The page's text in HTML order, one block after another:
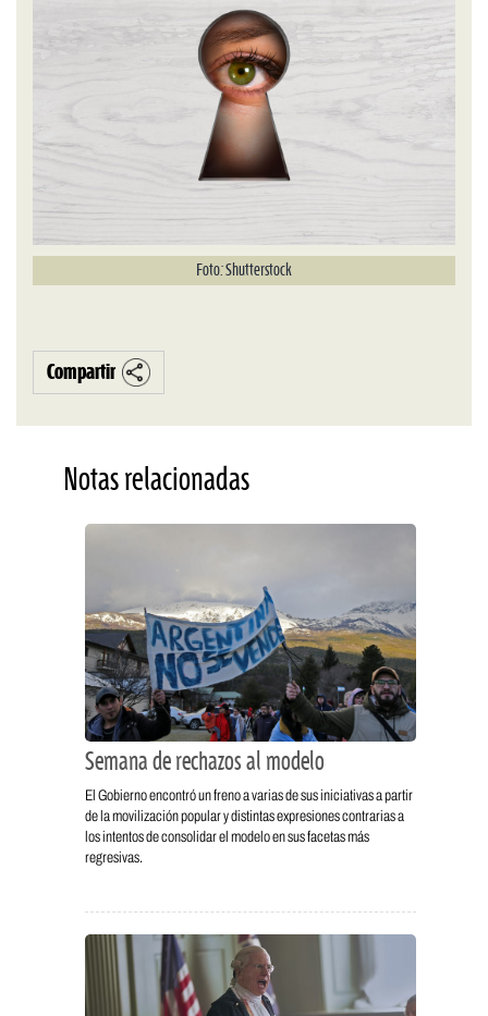
Foto: Shutterstock
Compartir
Notas relacionadas
Semana de rechazos al modelo
El Gobierno encontró un freno a varias de sus iniciativas a partir
de la movilización popular y distintas expresiones contrarias a
los intentos de consolidar el modelo en sus facetas más
regresivas.